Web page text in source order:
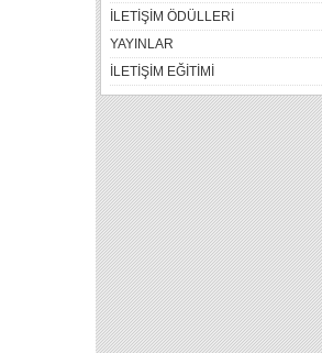
İLETİŞİM ÖDÜLLERİ
YAYINLAR
İLETİŞİM EĞİTİMİ